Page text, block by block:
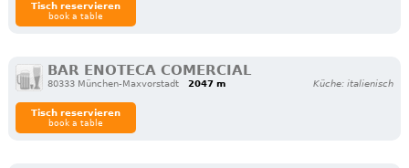
Tisch reservieren
book a table
BAR ENOTECA COMERCIAL
80333 München-Maxvorstadt 2047 m Küche: italienisch
Tisch reservieren
book a table